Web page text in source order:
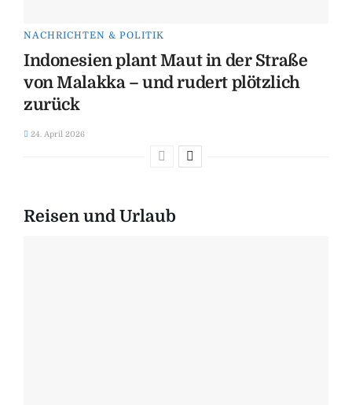
NACHRICHTEN & POLITIK
Indonesien plant Maut in der Straße
von Malakka – und rudert plötzlich
zurück
24. April 2026
Reisen und Urlaub